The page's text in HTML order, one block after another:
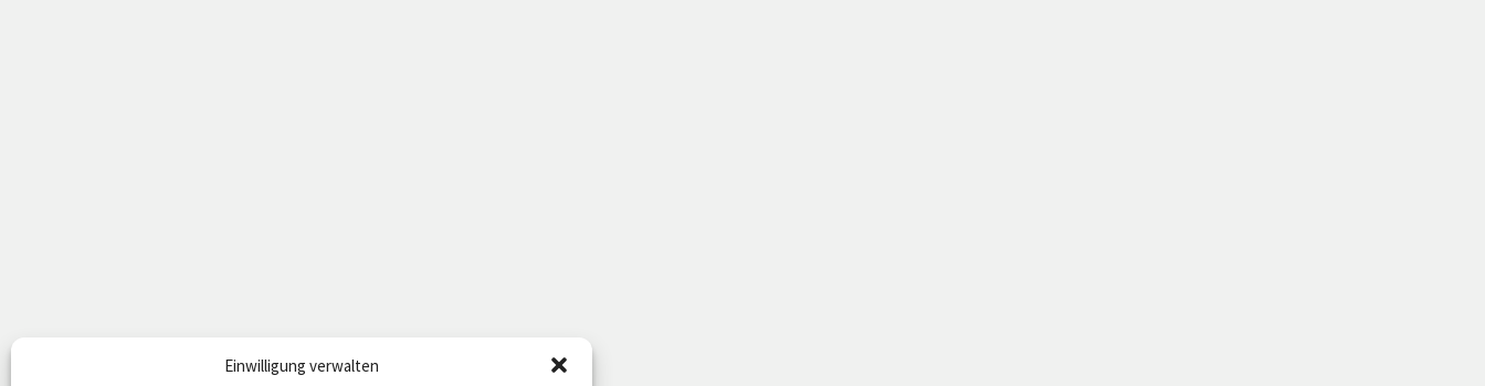
Einwilligung verwalten